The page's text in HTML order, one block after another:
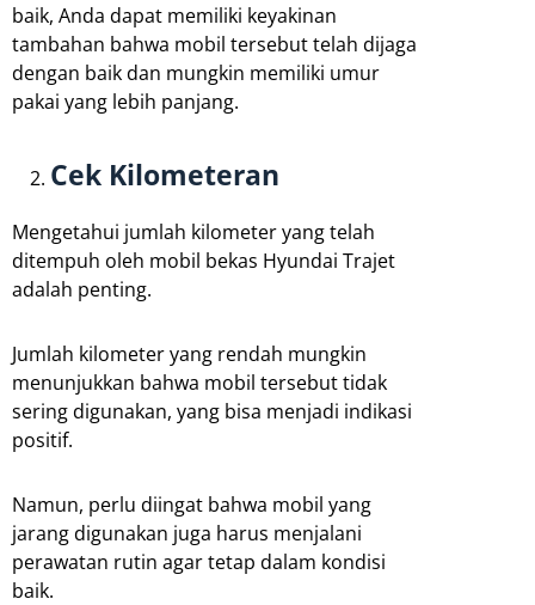
baik, Anda dapat memiliki keyakinan
tambahan bahwa mobil tersebut telah dijaga
dengan baik dan mungkin memiliki umur
pakai yang lebih panjang.
Cek Kilometeran
Mengetahui jumlah kilometer yang telah
ditempuh oleh mobil bekas Hyundai Trajet
adalah penting.
Jumlah kilometer yang rendah mungkin
menunjukkan bahwa mobil tersebut tidak
sering digunakan, yang bisa menjadi indikasi
positif.
Namun, perlu diingat bahwa mobil yang
jarang digunakan juga harus menjalani
perawatan rutin agar tetap dalam kondisi
baik.